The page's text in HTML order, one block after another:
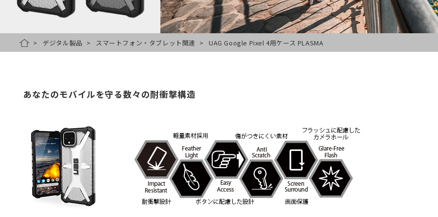
HOMEデジタル製品 スマートフォン・タブレット関連 UAG Google Pixel 4用ケース PLASMA
あなたのモバイルを守る数々の耐衝撃構造